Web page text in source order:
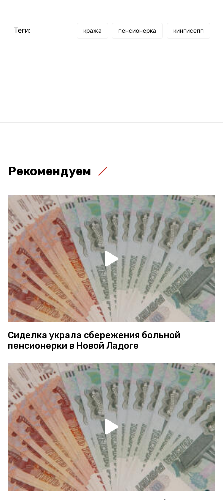
Теги: кража пенсионерка кингисепп
Рекомендуем
Сиделка украла сбережения больной
пенсионерки в Новой Ладоге